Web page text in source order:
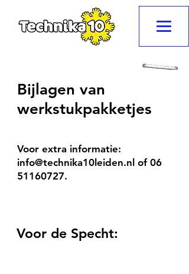
Bijlagen van
werkstukpakketjes
Voor extra informatie:
info@technika10leiden.nl of 06
51160727.
Voor de Specht: